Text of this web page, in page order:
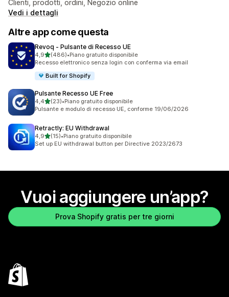
Clienti, prodotti, ordini, Negozio online
Vedi i dettagli
Altre app come questa
Revoq ‑ Pulsante di Recesso UE
4,9stelle su 5
(486)
486 recensioni totali
•Piano gratuito disponibile
Recesso elettronico senza login con conferma via email
Built for Shopify
Pulsante Recesso UE Free
4,4stelle su 5
(23)
23 recensioni totali
•Piano gratuito disponibile
Pulsante e modulo di recesso UE, conforme 19/06/2026
Retractly: EU Withdrawal
4,9stelle su 5
(15)
15 recensioni totali
•Piano gratuito disponibile
Set up EU withdrawal button per Directive 2023/2673
Vuoi aggiungere un’app?
Prova Shopify gratis per tre giorni